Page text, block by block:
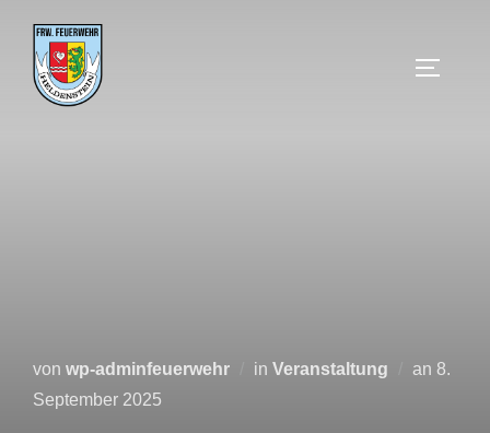
von wp-adminfeuerwehr in Veranstaltung an 8.
September 2025